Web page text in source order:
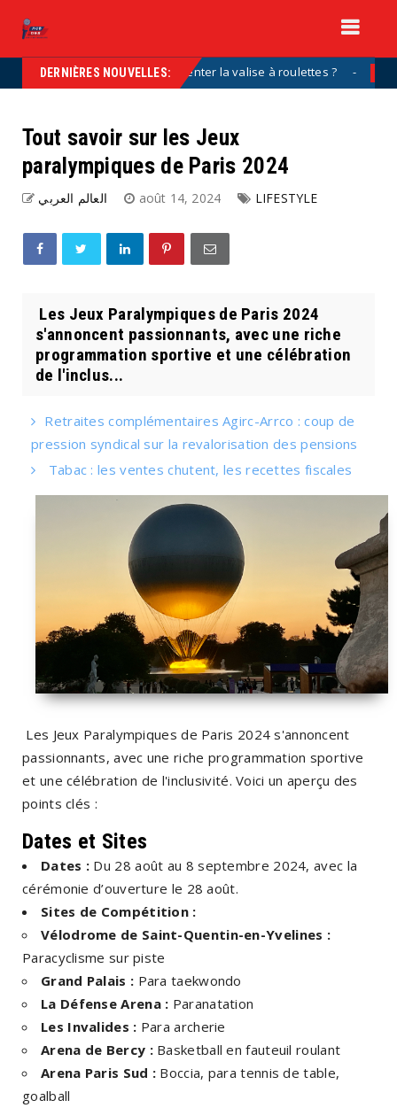
DERNIÈRES NOUVELLES:
longtemps pour inventer la valise à roulettes ? Uncategorized
Tout savoir sur les Jeux
paralympiques de Paris 2024
العالم العربي août 14, 2024 LIFESTYLE
Les Jeux Paralympiques de Paris 2024
s'annoncent passionnants, avec une riche
programmation sportive et une célébration
de l'inclus...
Retraites complémentaires Agirc-Arrco : coup de
pression syndical sur la revalorisation des pensions
Tabac : les ventes chutent, les recettes fiscales
Les Jeux Paralympiques de Paris 2024 s'annoncent
passionnants, avec une riche programmation sportive
et une célébration de l'inclusivité. Voici un aperçu des
points clés :
Dates et Sites
Dates : Du 28 août au 8 septembre 2024, avec la
cérémonie d’ouverture le 28 août.
Sites de Compétition :
Vélodrome de Saint-Quentin-en-Yvelines :
Paracyclisme sur piste
Grand Palais : Para taekwondo
La Défense Arena : Paranatation
Les Invalides : Para archerie
Arena de Bercy :Basketball en fauteuil roulant
Arena Paris Sud : Boccia, para tennis de table,
goalball